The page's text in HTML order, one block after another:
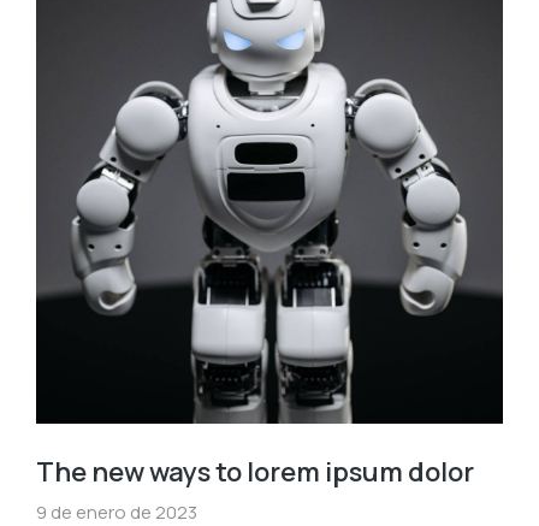
The new ways to lorem ipsum dolor
9 de enero de 2023